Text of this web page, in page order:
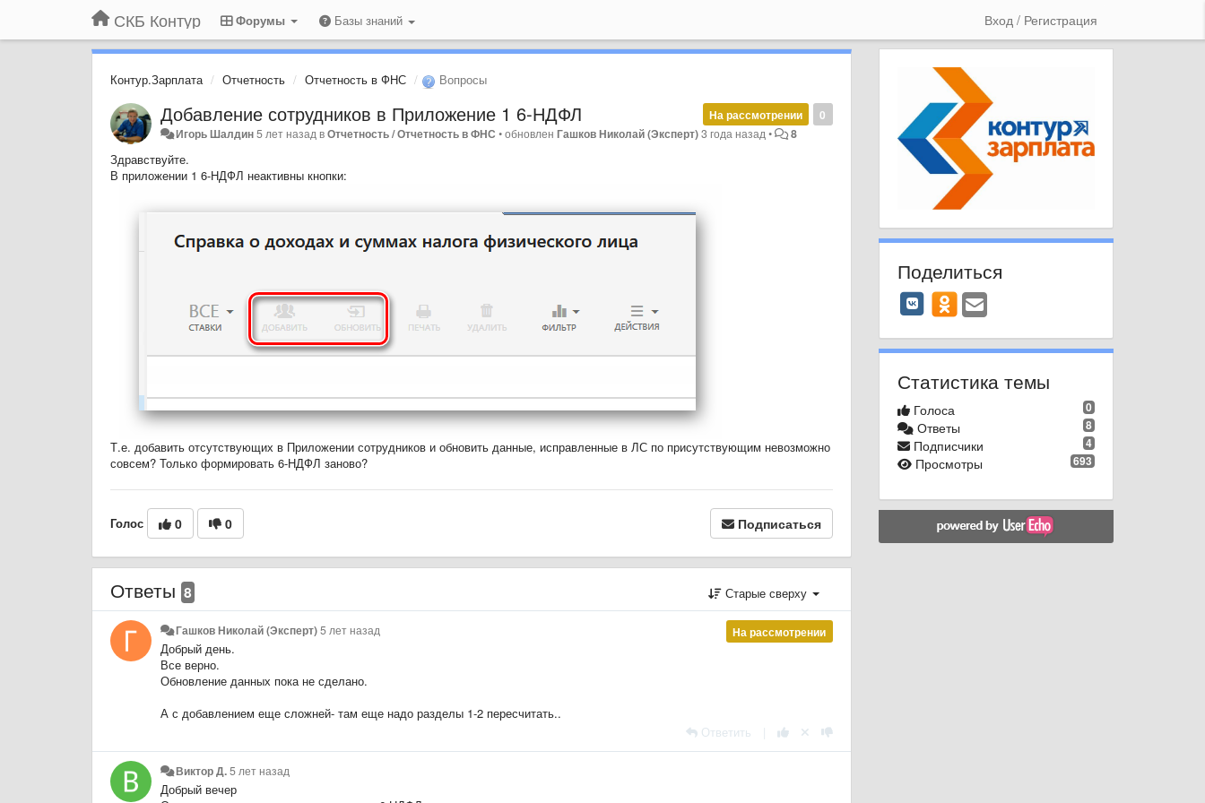
СКБ Контур Форумы Базы знаний Вход / Регистрация
Контур.Зарплата Отчетность Отчетность в ФНС Вопросы
0
На рассмотрении
Добавление сотрудников в Приложение 1 6-НДФЛ
Игорь Шалдин5 лет назад вОтчетность / Отчетность в ФНС •обновленГашков Николай (Эксперт)3 года назад • 8
Здравствуйте.
В приложении 1 6-НДФЛ неактивны кнопки:
Т.е. добавить отсутствующих в Приложении сотрудников и обновить данные, исправленные в ЛС по присутствующим невозможно
совсем? Только формировать 6-НДФЛ заново?
Голос 0 0 Подписаться
Ответы 8 Старые сверху
На рассмотрении
Гашков Николай (Эксперт)5 лет назад
Добрый день.
Все верно.
Обновление данных пока не сделано.
А с добавлением еще сложней- там еще надо разделы 1-2 пересчитать..
Ответить
Виктор Д.5 лет назад
Добрый вечер
Поделиться
Статистика темы
0
Голоса
8
Ответы
4
Подписчики
693
Просмотры